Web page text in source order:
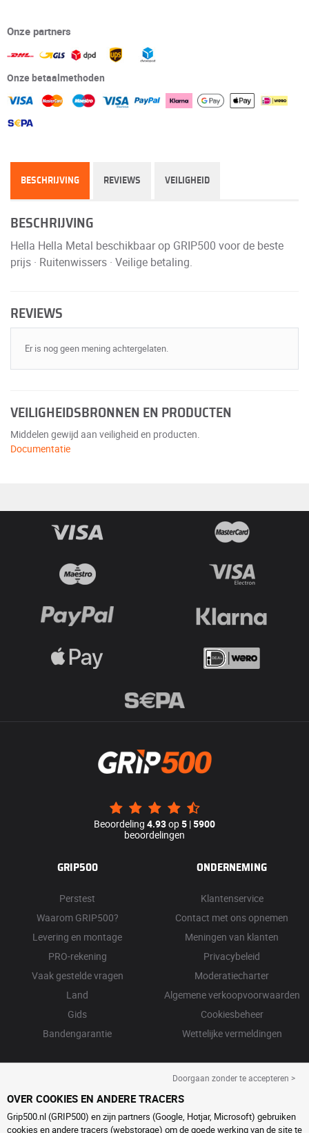
Onze partners
Onze betaalmethoden
BESCHRIJVING REVIEWS VEILIGHEID
BESCHRIJVING
Hella Hella Metal beschikbaar op GRIP500 voor de beste
prijs · Ruitenwissers · Veilige betaling.
REVIEWS
Er is nog geen mening achtergelaten.
VEILIGHEIDSBRONNEN EN PRODUCTEN
Middelen gewijd aan veiligheid en producten.
Documentatie
Beoordeling 4.93op5 |5900
beoordelingen
GRIP500
Perstest
Waarom GRIP500?
Levering en montage
PRO-rekening
Vaak gestelde vragen
Land
Gids
Bandengarantie
ONDERNEMING
Klantenservice
Contact met ons opnemen
Meningen van klanten
Privacybeleid
Moderatiecharter
Algemene verkoopvoorwaarden
Cookiesbeheer
Wettelijke vermeldingen
Doorgaan zonder te accepteren >
OVER COOKIES EN ANDERE TRACERS
Grip500.nl (GRIP500) en zijn partners (Google, Hotjar, Microsoft) gebruiken
cookies en andere tracers (webstorage) om de goede werking van de site te